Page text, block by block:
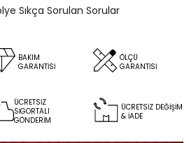
Sıkça Sorulan Sorular
BAKIM
GARANTİSİ
ÖLÇÜ
GARANTİSİ
ÜCRETSİZ
SİGORTALI
GÖNDERİM
ÜCRETSİZ DEĞİŞİM
& İADE